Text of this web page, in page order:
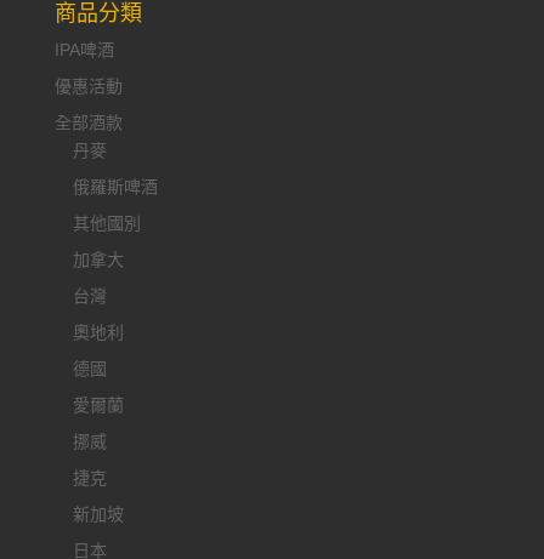
商品分類
IPA啤酒
優惠活動
全部酒款
丹麥
俄羅斯啤酒
其他國別
加拿大
台灣
奧地利
德國
愛爾蘭
挪威
捷克
新加坡
日本